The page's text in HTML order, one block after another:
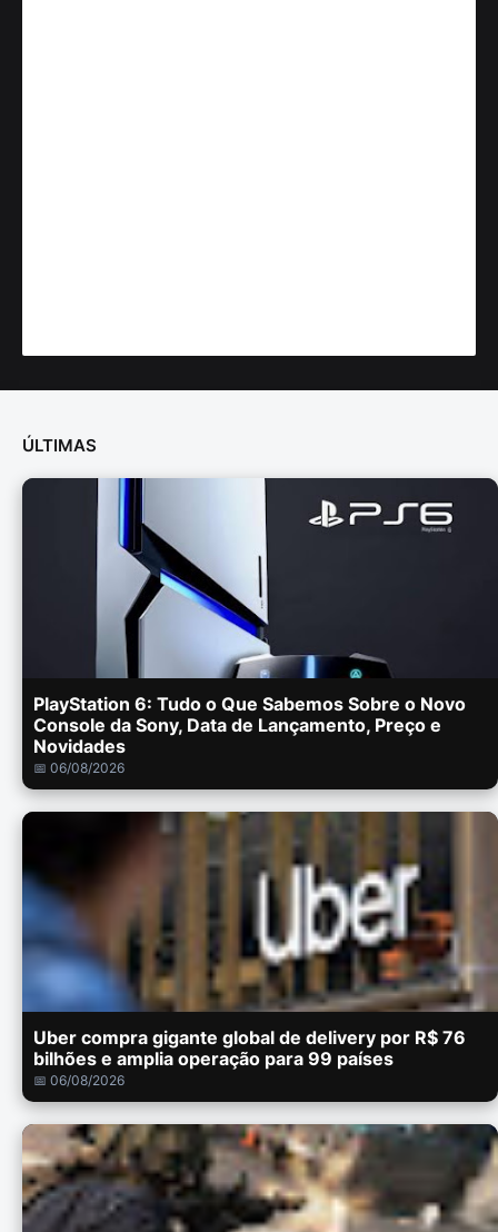
ÚLTIMAS
PlayStation 6: Tudo o Que Sabemos Sobre o Novo
Console da Sony, Data de Lançamento, Preço e
Novidades
📅 06/08/2026
Uber compra gigante global de delivery por R$ 76
bilhões e amplia operação para 99 países
📅 06/08/2026